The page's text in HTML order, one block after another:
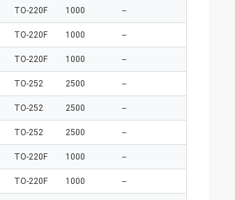
TO-220F 1000 --
TO-220F 1000 --
TO-220F 1000 --
TO-252 2500 --
TO-252 2500 --
TO-252 2500 --
TO-220F 1000 --
TO-220F 1000 --